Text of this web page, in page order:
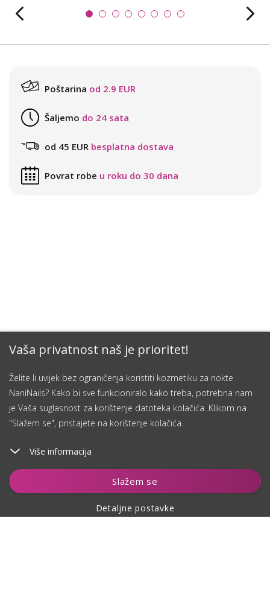
Vaša privatnost naš je prioritet!
Želite li uvijek bez ograničenja koristiti kozmetiku za nokte
NaniNails? Kako bi sve funkcioniralo kako treba, potrebna nam
je Vaša suglasnost za korištenje datoteka kolačića. Klikom na
"Slažem se", pristajete na korištenje kolačića.
Više informacija
Slažem se
Detaljne postavke
Dodaj u košaricu
Poštarina od 2.9 EUR
Šaljemo do 24 sata
od 45 EUR besplatna dostava
Povrat robe u roku do 30 dana